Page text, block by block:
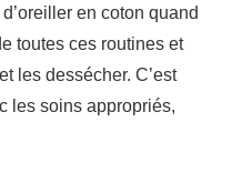
en coton quand
toutes ces routines et
les dessécher. C’est
les soins appropriés,